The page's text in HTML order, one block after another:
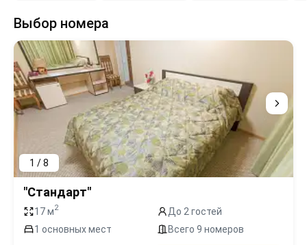
Выбор номера
1 / 8
"Стандарт"
17 м2
До 2 гостей
1 основных мест
Всего 9 номеров